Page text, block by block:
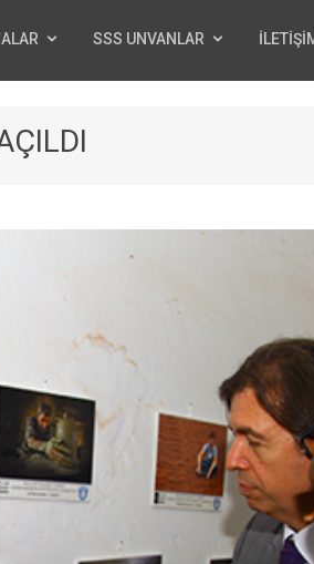
SSS UNVANLAR